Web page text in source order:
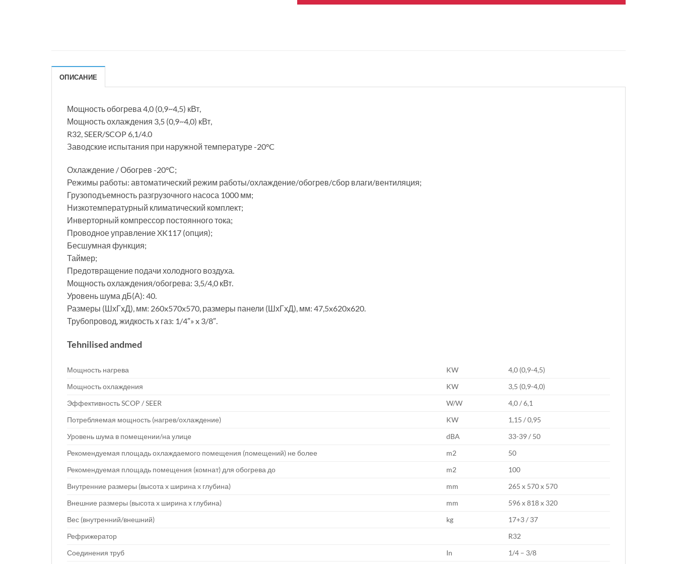
ОПИСАНИЕ
Мощность обогрева 4,0 (0,9~4,5) кВт,
Мощность охлаждения 3,5 (0,9~4,0) кВт,
R32, SEER/SCOP 6,1/4.0
Заводские испытания при наружной температуре -20°C
Охлаждение / Обогрев -20°С;
Режимы работы: автоматический режим работы/охлаждение/обогрев/сбор влаги/вентиляция;
Грузоподъемность разгрузочного насоса 1000 мм;
Низкотемпературный климатический комплект;
Инверторный компрессор постоянного тока;
Проводное управление XK117 (опция);
Бесшумная функция;
Таймер;
Предотвращение подачи холодного воздуха.
Мощность охлаждения/обогрева: 3,5/4,0 кВт.
Уровень шума дБ(А): 40.
Размеры (ШхГхД), мм: 260x570x570, размеры панели (ШхГхД), мм: 47,5x620x620.
Трубопровод, жидкость х газ: 1/4″» x 3/8″.
Tehnilised andmed
Мощность нагрева KW
4,0 (0,9-4,5)
Мощность охлаждения
KW
3,5 (0,9-4,0)
Эффективность SCOP / SEER
W/W
4,0 / 6,1
Потребляемая мощность (нагрев/охлаждение)
KW
1,15 / 0,95
Уровень шума в помещении/на улице
dBA
33-39 / 50
Рекомендуемая площадь охлаждаемого помещения (помещений) не более
m2
50
Рекомендуемая площадь помещения (комнат) для обогрева до
m2
100
Внутренние размеры (высота x ширина x глубина)
mm
265 x 570 x 570
Внешние размеры (высота x ширина x глубина)
mm
596 x 818 x 320
Вес (внутренний/внешний)
kg
17+3 / 37
Рефрижератор
R32
Соединения труб
In
1/4 – 3/8